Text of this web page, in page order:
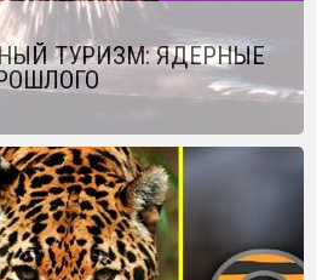
ТУРИЗМ: ЯДЕРНЫЕ